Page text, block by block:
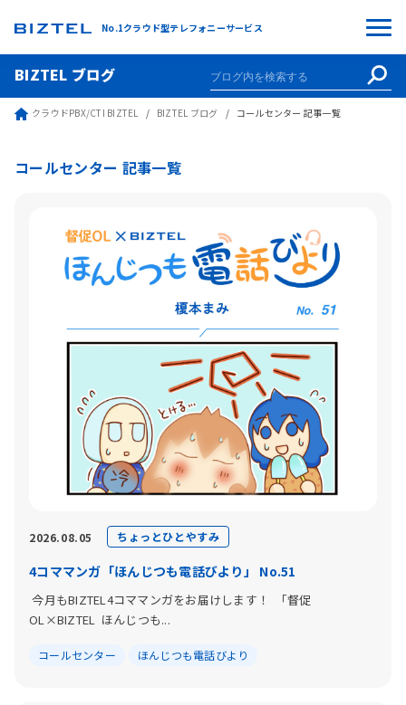
No.1クラウド型テレフォニーサービス
BIZTEL ブログ
クラウドPBX/CTI BIZTEL BIZTEL ブログ コールセンター 記事一覧
コールセンター 記事一覧
2026.08.05 ちょっとひとやすみ
4コママンガ「ほんじつも電話びより」 No.51
今月もBIZTEL4コママンガをお届けします！ 「督促
OL×BIZTEL ほんじつも...
コールセンター ほんじつも電話びより